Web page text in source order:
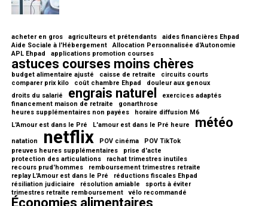
acheter en gros agriculteurs et prétendants
aides financières Ehpad
Aide Sociale à l'Hébergement
Allocation Personnalisée d'Autonomie
APL Ehpad
applications promotion courses
astuces courses moins chères
budget alimentaire ajusté caisse de retraite
circuits courts
comparer prix kilo
coût chambre Ehpad
douleur aux genoux
droits du salarié
engrais naturel
exercices adaptés
financement maison de retraite
gonarthrose
heures supplémentaires non payées
horaire diffusion M6
L'Amour est dans le Pré
L'amour est dans le Pré heure météo
natation netflix POV cinéma
POV TikTok
preuves heures supplémentaires
prise d'acte
protection des articulations
rachat trimestres inutiles
recours prud'hommes
remboursement trimestres retraite
replay L'Amour est dans le Pré
réductions fiscales Ehpad
résiliation judiciaire
résolution amiable
sports à éviter
trimestres retraite remboursement
vélo recommandé
Économies alimentaires